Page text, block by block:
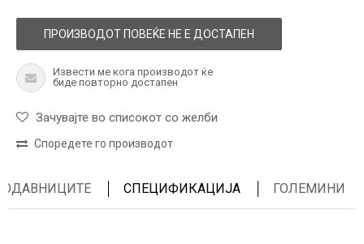
ПРОИЗВОДОТ ПОВЕЌЕ НЕ Е ДОСТАПЕН
Извести ме кога производот ќе
биде повторно достапен
Зачувајте во списокот со желби
Споредете го производот
СПЕЦИФИКАЦИЈА ГОЛЕМИНИ